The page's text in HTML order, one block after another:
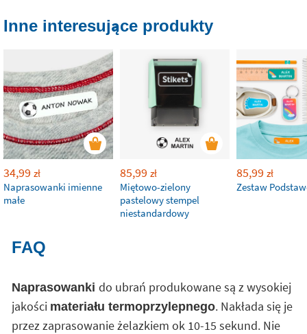
Inne interesujące produkty
34,99 zł
Naprasowanki imienne
małe
85,99 zł
Miętowo-zielony
pastelowy stempel
niestandardowy
85,99 zł
Zestaw
FAQ
Naprasowanki do ubrań produkowane są z wysokiej
jakości materiału termoprzylepnego. Nakłada się je
przez zaprasowanie żelazkiem ok 10-15 sekund. Nie